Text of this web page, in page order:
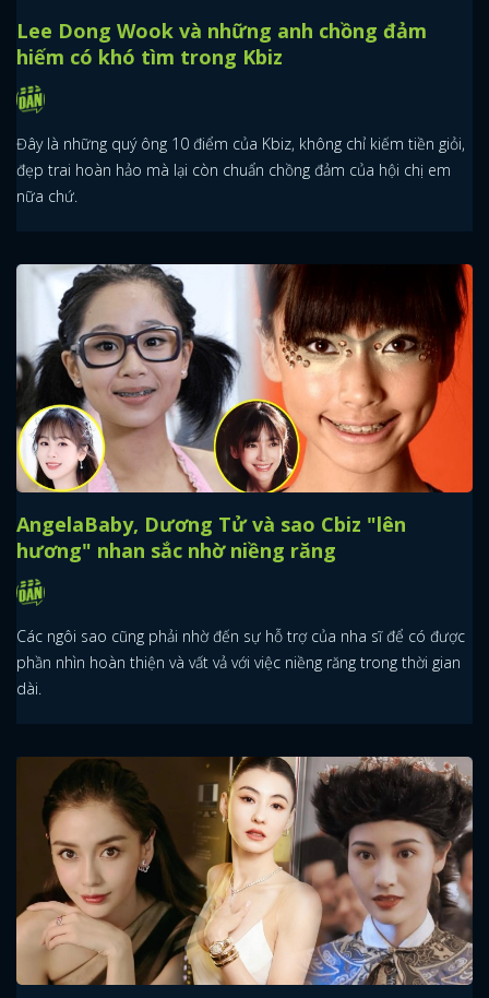
Lee Dong Wook và những anh chồng đảm
hiếm có khó tìm trong Kbiz
Đây là những quý ông 10 điểm của Kbiz, không chỉ kiếm tiền giỏi,
đẹp trai hoàn hảo mà lại còn chuẩn chồng đảm của hội chị em
nữa chứ.
AngelaBaby, Dương Tử và sao Cbiz "lên
hương" nhan sắc nhờ niềng răng
Các ngôi sao cũng phải nhờ đến sự hỗ trợ của nha sĩ để có được
phần nhìn hoàn thiện và vất vả với việc niềng răng trong thời gian
dài.